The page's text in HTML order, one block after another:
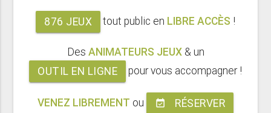
876 JEUX tout public en LIBRE ACCÈS !
Des ANIMATEURS JEUX& un
OUTIL EN LIGNE
pour vous accompagner !
VENEZ LIBREMENT ou event_available RÉSERVER